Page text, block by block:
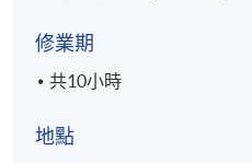
修業期
共10小時
地點